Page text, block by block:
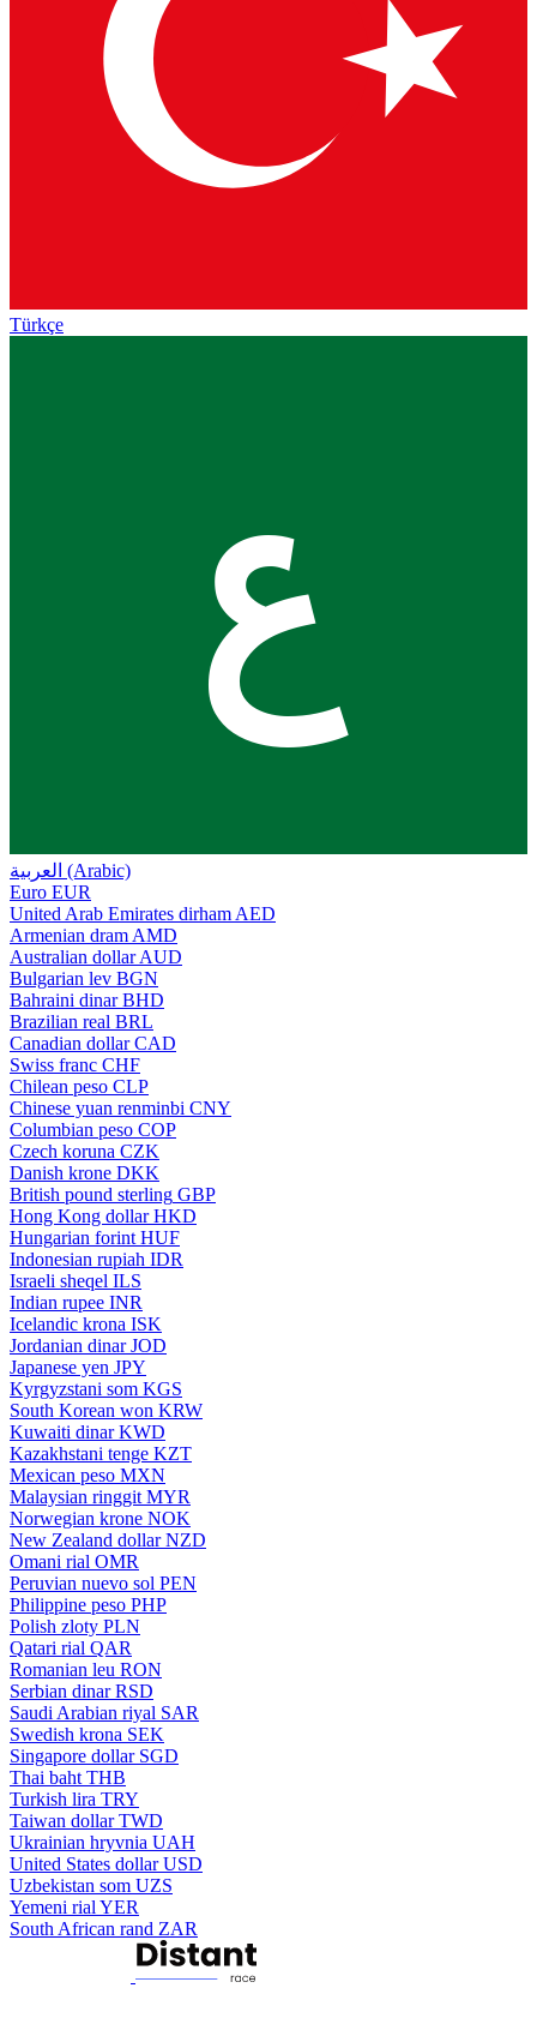
Türkçe
ع
العربية (Arabic)
Euro EUR
United Arab Emirates dirham AED
Armenian dram AMD
Australian dollar AUD
Bulgarian lev BGN
Bahraini dinar BHD
Brazilian real BRL
Canadian dollar CAD
Swiss franc CHF
Chilean peso CLP
Chinese yuan renminbi CNY
Columbian peso COP
Czech koruna CZK
Danish krone DKK
British pound sterling GBP
Hong Kong dollar HKD
Hungarian forint HUF
Indonesian rupiah IDR
Israeli sheqel ILS
Indian rupee INR
Icelandic krona ISK
Jordanian dinar JOD
Japanese yen JPY
Kyrgyzstani som KGS
South Korean won KRW
Kuwaiti dinar KWD
Kazakhstani tenge KZT
Mexican peso MXN
Malaysian ringgit MYR
Norwegian krone NOK
New Zealand dollar NZD
Omani rial OMR
Peruvian nuevo sol PEN
Philippine peso PHP
Polish zloty PLN
Qatari rial QAR
Romanian leu RON
Serbian dinar RSD
Saudi Arabian riyal SAR
Swedish krona SEK
Singapore dollar SGD
Thai baht THB
Turkish lira TRY
Taiwan dollar TWD
Ukrainian hryvnia UAH
United States dollar USD
Uzbekistan som UZS
Yemeni rial YER
South African rand ZAR